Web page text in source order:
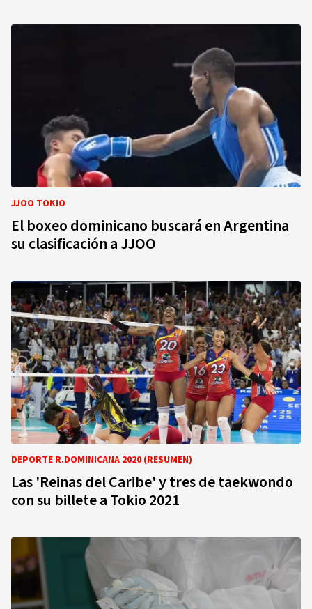
JJOO TOKIO
El boxeo dominicano buscará en Argentina
su clasificación a JJOO
DEPORTE R.DOMINICANA 2020 (RESUMEN)
Las 'Reinas del Caribe' y tres de taekwondo
con su billete a Tokio 2021